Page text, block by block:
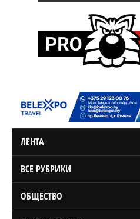
ЛЕНТА
ВСЕ РУБРИКИ
ОБЩЕСТВО